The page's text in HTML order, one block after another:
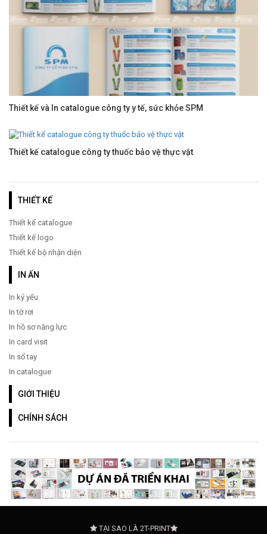
Thiết kế và In catalogue công ty y tế, sức khỏe SPM
Thiết kế catalogue công ty thuốc bảo vệ thực vật
THIẾT KẾ
Thiết kế catalogue
Thiết kế logo
Thiết kế bộ nhận diện
IN ẤN
In kỷ yếu
In tờ rơi
In hồ sơ năng lực
In card visit
In sổ tay
In catalogue
GIỚI THIỆU
CHÍNH SÁCH
TẠI SAO LÀ 2T-PRINT